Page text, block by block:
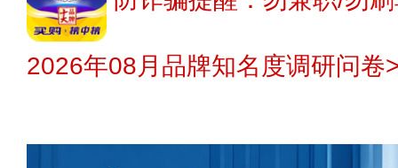
2026年08月品牌知名度调研问卷